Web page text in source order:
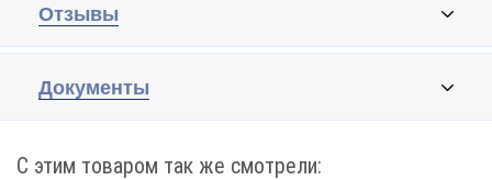
Отзывы
Документы
С этим товаром так же смотрели: